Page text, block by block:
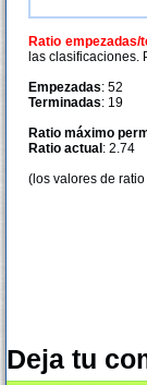
Ratio
las clasificaciones.
Empezadas: 52
Terminadas: 19
Ratio máximo
Ratio actual : 2.74
(los valores de
Deja tu